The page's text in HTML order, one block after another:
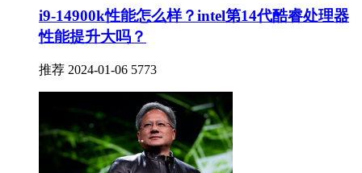
i9-14900k性能怎么样？intel第14代酷睿处理器
性能提升大吗？
推荐 2024-01-06 5773